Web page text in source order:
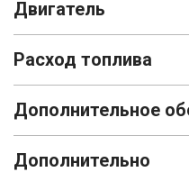
Двигатель
Расход топлива
Дополнительное
Дополнительно